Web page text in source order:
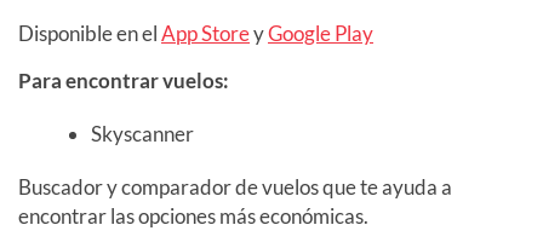
Disponible en elApp StoreyGoogle Play
Para encontrar vuelos:
Skyscanner
Buscador y comparador de vuelos que te ayuda a
encontrar las opciones más económicas.